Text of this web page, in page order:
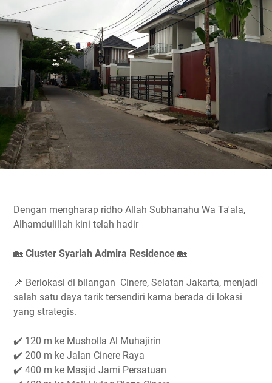
Dengan mengharap ridho Allah Subhanahu Wa Ta'ala,
Alhamdulillah kini telah hadir
🏡 Cluster Syariah Admira Residence 🏡
📌 Berlokasi di bilangan Cinere, Selatan Jakarta, menjadi
salah satu daya tarik tersendiri karna berada di lokasi
yang strategis.
✔️ 120 m ke Musholla Al Muhajirin
✔️ 200 m ke Jalan Cinere Raya
✔️ 400 m ke Masjid Jami Persatuan